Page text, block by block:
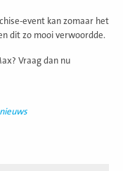
event kan zomaar het
dit zo mooi verwoordde.
Vraag dan nu